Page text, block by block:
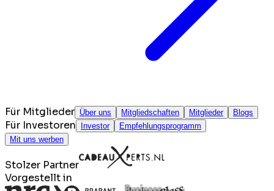
Für Mitglieder Über uns Mitgliedschaften Mitglieder Blogs
Für Investoren Investor
Empfehlungsprogramm
Mit uns werben
Stolzer Partner
Vorgestellt in